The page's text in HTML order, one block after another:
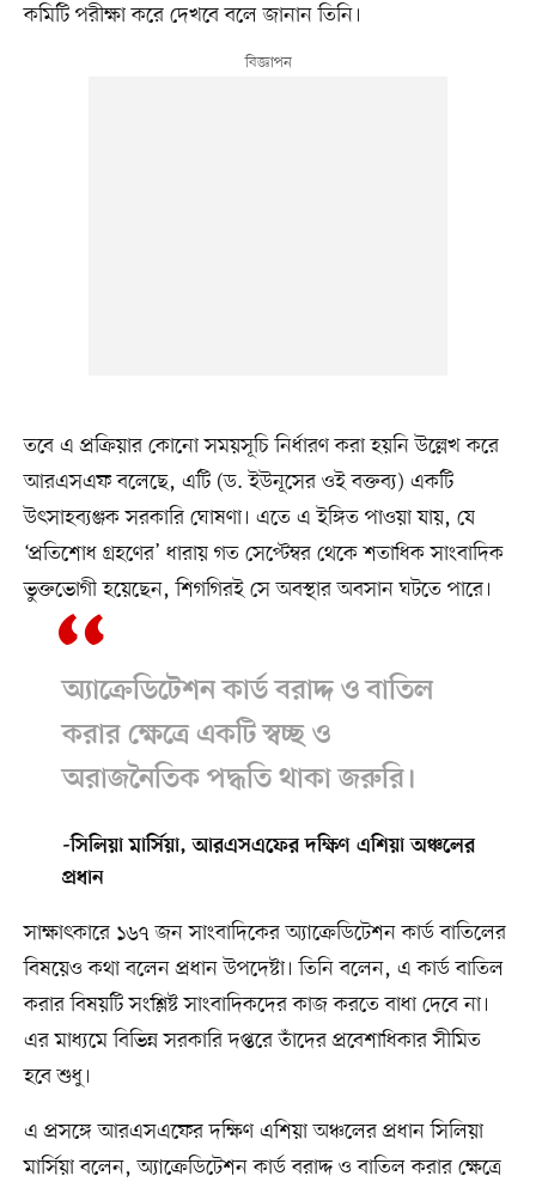
কমিটি পরীক্ষা করে দেখবে বলে জানান তিনি।
তবে এ প্রক্রিয়ার কোনো সময়সূচি নির্ধারণ করা হয়নি উল্লেখ করে
আরএসএফ বলেছে, এটি (ড. ইউনূসের ওই বক্তব্য) একটি
উৎসাহব্যঞ্জক সরকারি ঘোষণা। এতে এ ইঙ্গিত পাওয়া যায়, যে
‘প্রতিশোধ গ্রহণের’ ধারায় গত সেপ্টেম্বর থেকে শতাধিক সাংবাদিক
ভুক্তভোগী হয়েছেন, শিগগিরই সে অবস্থার অবসান ঘটতে পারে।
অ্যাক্রেডিটেশন কার্ড বরাদ্দ ও বাতিল
করার ক্ষেত্রে একটি স্বচ্ছ ও
অরাজনৈতিক পদ্ধতি থাকা জরুরি।
-সিলিয়া মার্সিয়া, আরএসএফের দক্ষিণ এশিয়া অঞ্চলের
প্রধান
সাক্ষাৎকারে ১৬৭ জন সাংবাদিকের অ্যাক্রেডিটেশন কার্ড বাতিলের
বিষয়েও কথা বলেন প্রধান উপদেষ্টা। তিনি বলেন, এ কার্ড বাতিল
করার বিষয়টি সংশ্লিষ্ট সাংবাদিকদের কাজ করতে বাধা দেবে না।
এর মাধ্যমে বিভিন্ন সরকারি দপ্তরে তাঁদের প্রবেশাধিকার সীমিত
হবে শুধু।
এ প্রসঙ্গে আরএসএফের দক্ষিণ এশিয়া অঞ্চলের প্রধান সিলিয়া
মার্সিয়া বলেন, অ্যাক্রেডিটেশন কার্ড বরাদ্দ ও বাতিল করার ক্ষেত্রে